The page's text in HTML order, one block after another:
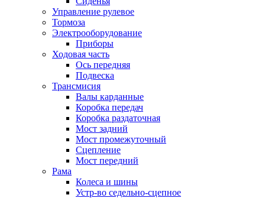
Управление рулевое
Тормоза
Электрооборудование
Приборы
Ходовая часть
Ось передняя
Подвеска
Трансмисия
Валы карданные
Коробка передач
Коробка раздаточная
Мост задний
Мост промежуточный
Сцепление
Мост передний
Рама
Колеса и шины
Устр-во седельно-сцепное